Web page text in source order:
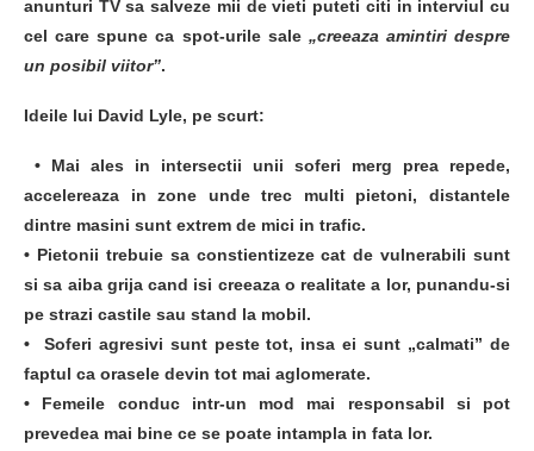
anunturi TV sa salveze mii de vieti puteti citi in interviul cu
cel care spune ca spot-urile sale„creeaza amintiri despre
un posibil viitor”.
Ideile lui David Lyle, pe scurt:
• Mai ales in intersectii unii soferi merg prea repede,
accelereaza in zone unde trec multi pietoni, distantele
dintre masini sunt extrem de mici in trafic.
• Pietonii trebuie sa constientizeze cat de vulnerabili sunt
si sa aiba grija cand isi creeaza o realitate a lor, punandu-si
pe strazi castile sau stand la mobil.
• Soferi agresivi sunt peste tot, insa ei sunt „calmati” de
faptul ca orasele devin tot mai aglomerate.
• Femeile conduc intr-un mod mai responsabil si pot
prevedea mai bine ce se poate intampla in fata lor.